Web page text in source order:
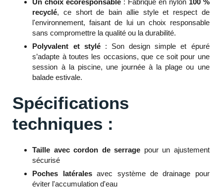
Un choix écoresponsable : Fabriqué en nylon 100 %
recyclé, ce short de bain allie style et respect de
l'environnement, faisant de lui un choix responsable
sans compromettre la qualité ou la durabilité.
Polyvalent et stylé
: Son design simple et épuré
s’adapte à toutes les occasions, que ce soit pour une
session à la piscine, une journée à la plage ou une
balade estivale.
Spécifications
techniques :
Taille avec cordon de serrage pour un ajustement
sécurisé
Poches latérales avec système de drainage pour
éviter l'accumulation d'eau